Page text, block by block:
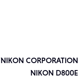
NIKON CORPORATION
NIKON D800E